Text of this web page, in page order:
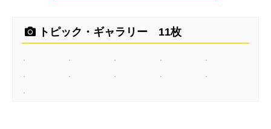
トピック・ギャラリー 11枚